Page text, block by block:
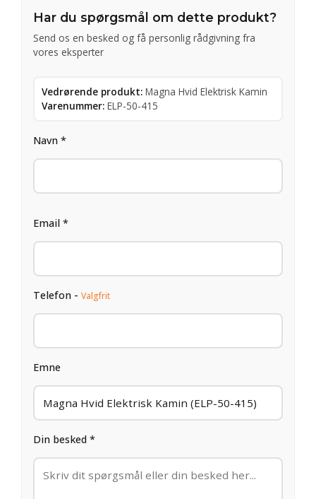
Har du spørgsmål om dette produkt?
Send os en besked og få personlig rådgivning fra
vores eksperter
Vedrørende produkt: Magna Hvid Elektrisk Kamin
Varenummer: ELP-50-415
Navn *
Email *
Telefon - Valgfrit
Emne
Din besked *